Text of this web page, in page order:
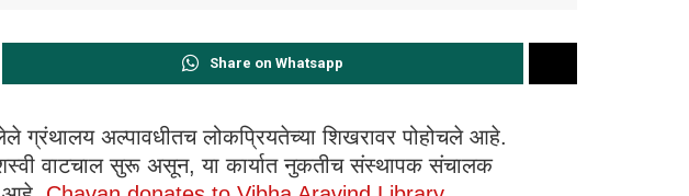
Share on Whatsapp
अल्पावधीतच लोकप्रियतेच्या शिखरावर पोहोचले आहे.
वाटचाल सुरू असून, या कार्यात नुकतीच संस्थापक संचालक